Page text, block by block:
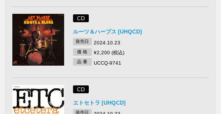
CD
ルーツ＆ハーブス [UHQCD]
発売日 2024.10.23
価 格 ¥2,200 (税込)
品 番 UCCQ-9741
CD
エトセトラ [UHQCD]
発売日